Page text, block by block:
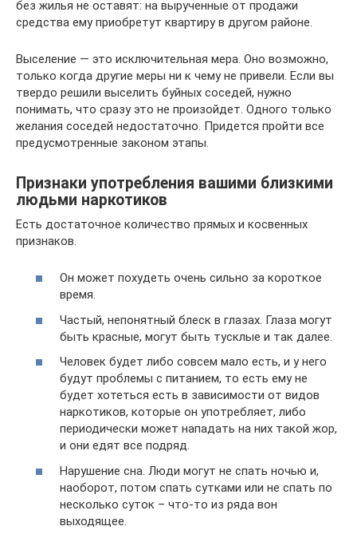
без жилья не оставят: на вырученные от продажи
средства ему приобретут квартиру в другом районе.
Выселение — это исключительная мера. Оно возможно,
только когда другие меры ни к чему не привели. Если вы
твердо решили выселить буйных соседей, нужно
понимать, что сразу это не произойдет. Одного только
желания соседей недостаточно. Придется пройти все
предусмотренные законом этапы.
Признаки употребления вашими близкими
людьми наркотиков
Есть достаточное количество прямых и косвенных
признаков.
Он может похудеть очень сильно за короткое
время.
Частый, непонятный блеск в глазах. Глаза могут
быть красные, могут быть тусклые и так далее.
Человек будет либо совсем мало есть, и у него
будут проблемы с питанием, то есть ему не
будет хотеться есть в зависимости от видов
наркотиков, которые он употребляет, либо
периодически может нападать на них такой жор,
и они едят все подряд.
Нарушение сна. Люди могут не спать ночью и,
наоборот, потом спать сутками или не спать по
несколько суток – что-то из ряда вон
выходящее.